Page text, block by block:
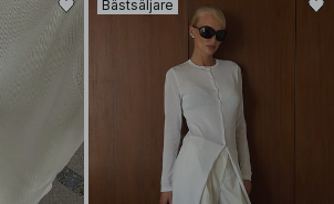
Bästsäljare